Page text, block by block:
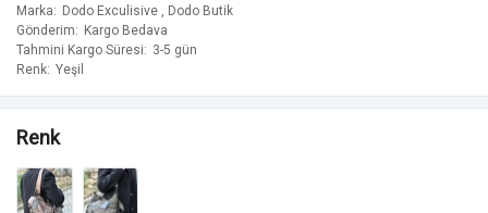
Marka
Dodo Exculisive
Dodo Butik
Gönderim
Kargo Bedava
Tahmini Kargo Süresi
3-5 gün
Renk Yeşil
Renk